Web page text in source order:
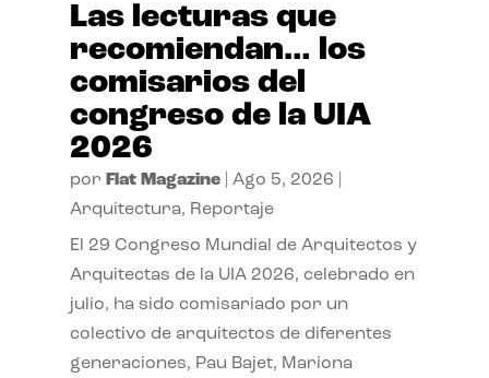
Las lecturas que
recomiendan… los
comisarios del
congreso de la UIA
2026
por Flat Magazine| Ago 5, 2026
Arquitectura, Reportaje
El 29 Congreso Mundial de Arquitectos y
Arquitectas de la UIA 2026, celebrado en
julio, ha sido comisariado por un
colectivo de arquitectos de diferentes
generaciones, Pau Bajet, Mariona